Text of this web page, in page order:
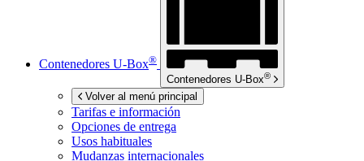
Contenedores U-Box®
Contenedores U-Box®
Volver al menú principal
Tarifas e información
Opciones de entrega
Usos habituales
Mudanzas internacionales